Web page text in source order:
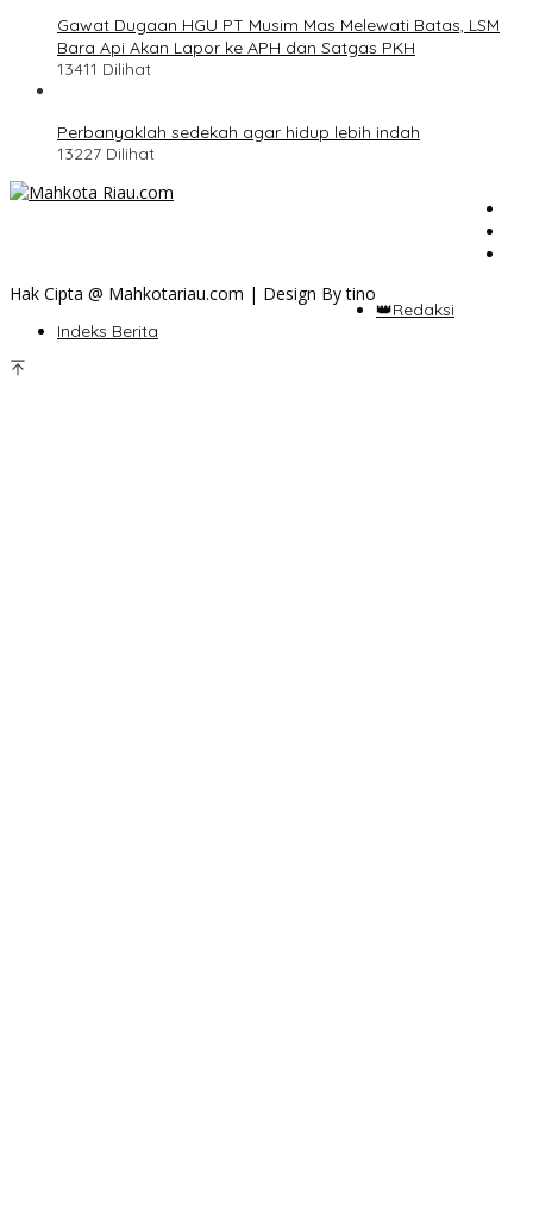
Gawat Dugaan HGU PT Musim Mas Melewati Batas, LSM
Bara Api Akan Lapor ke APH dan Satgas PKH
13411 Dilihat
Perbanyaklah sedekah agar hidup lebih indah
13227 Dilihat
Hak Cipta @ Mahkotariau.com | Design By tino
👑Redaksi
Indeks Berita